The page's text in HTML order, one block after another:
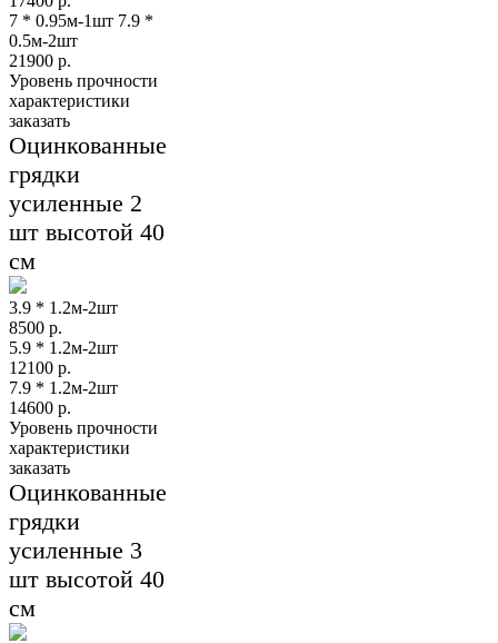
7 * 0.95м-1шт 7.9 *
0.5м-2шт
21900 р.
Уровень прочности
характеристики
заказать
Оцинкованные
грядки
усиленные 2
шт высотой 40
см
3.9 * 1.2м-2шт
8500 р.
5.9 * 1.2м-2шт
12100 р.
7.9 * 1.2м-2шт
14600 р.
Уровень прочности
характеристики
заказать
Оцинкованные
грядки
усиленные 3
шт высотой 40
см